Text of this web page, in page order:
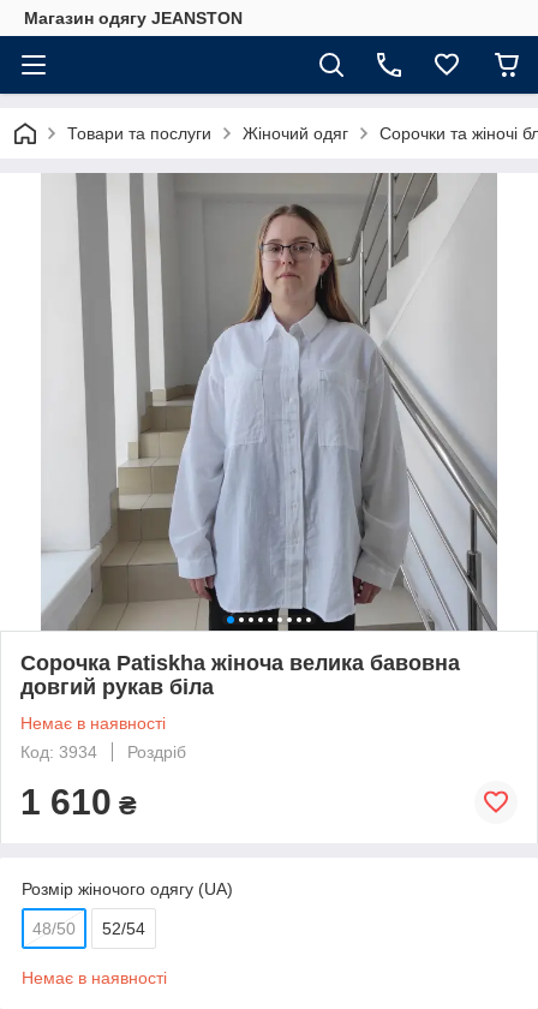
Магазин одягу JEANSTON
Товари та послуги Жіночий одяг Сорочки та жіночі
Сорочка Patiskha жіноча велика бавовна
довгий рукав біла
Немає в наявності
Код: 3934
Роздріб
1 610 ₴
Розмір жіночого одягу (UA)
48/50 52/54
Немає в наявності